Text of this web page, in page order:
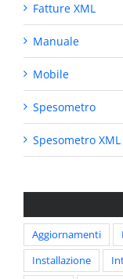
Fatture XML
Manuale
Mobile
Spesometro
Spesometro XML
Aggiornamenti
Installazione